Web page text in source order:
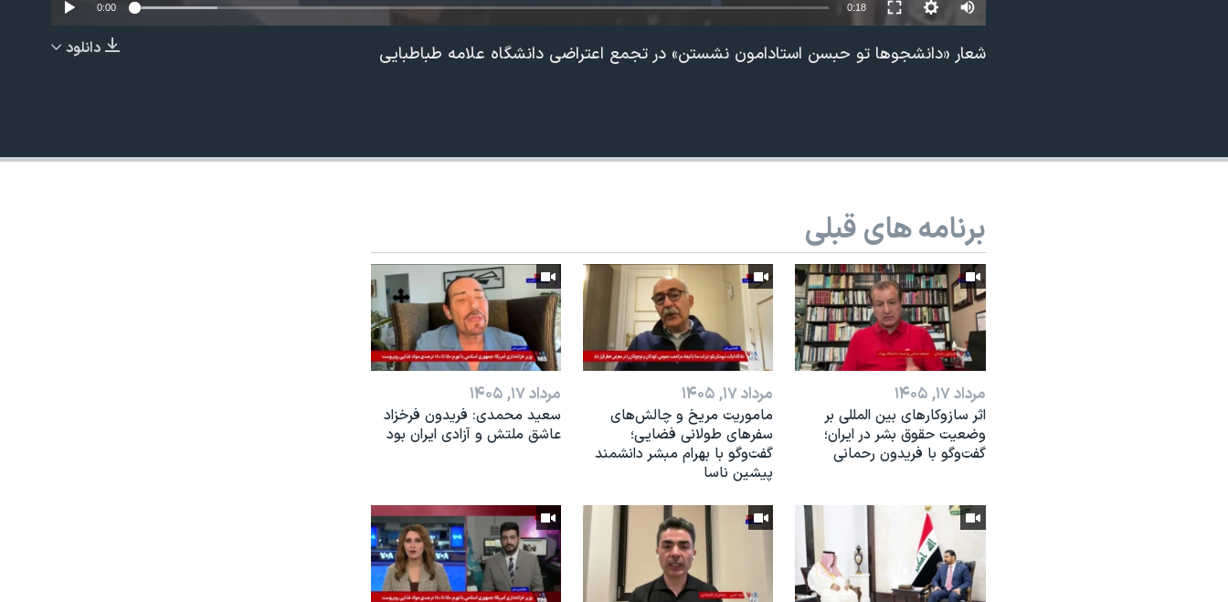
EMBED
0:00 0:18
دانلود شعار «دانشجوها تو حبسن استادامون نشستن» در تجمع اعتراضی دانشگاه علامه طباطبایی
برنامه های قبلی
مرداد ۱۷, ۱۴۰۵
اثر ساز‌و‌کارهای بین المللی بر
وضعیت حقوق بشر در ایران؛
گفت‌وگو با فریدون رحمانی
مرداد ۱۷, ۱۴۰۵
ماموریت مریخ و چالش‌های
سفرهای طولانی فضایی؛
گفت‌وگو با بهرام مبشر دانشمند
پیشین ناسا
مرداد ۱۷, ۱۴۰۵
سعید محمدی: فریدون فرخزاد
عاشق ملتش و آزادی ایران بود